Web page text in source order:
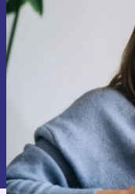
Liity
Älä
Lisätietoja